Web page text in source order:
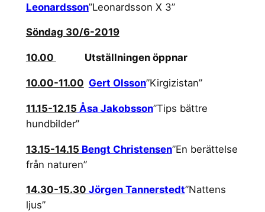
Leonardsson”Leonardsson X 3”
Söndag 30/6-2019
10.00 Utställningen öppnar
10.00-11.00 Gert Olsson”Kirgizistan”
11.15-12.15 Åsa Jakobsson”Tips bättre
hundbilder”
13.15-14.15 Bengt Christensen”En berättelse
från naturen”
14.30-15.30 Jörgen Tannerstedt”Nattens
ljus”